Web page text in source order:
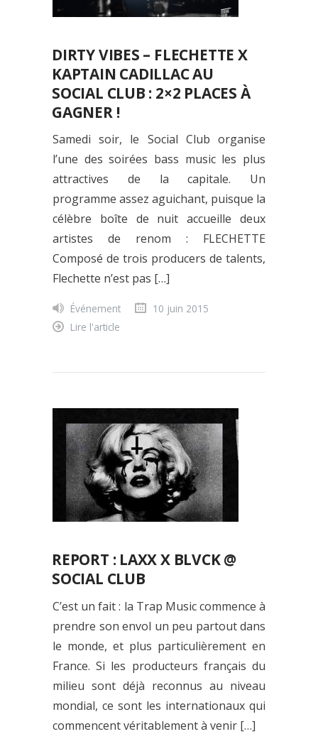
DIRTY VIBES – FLECHETTE X
KAPTAIN CADILLAC AU
SOCIAL CLUB : 2×2 PLACES À
GAGNER !
Samedi soir, le Social Club organise
l’une des soirées bass music les plus
attractives de la capitale. Un
programme assez aguichant, puisque la
célèbre boîte de nuit accueille deux
artistes de renom : FLECHETTE
Composé de trois producers de talents,
Flechette n’est pas […]
Événement
10 juin 2015
Lire l'article
REPORT : LAXX X BLVCK @
SOCIAL CLUB
C’est un fait : la Trap Music commence à
prendre son envol un peu partout dans
le monde, et plus particulièrement en
France. Si les producteurs français du
milieu sont déjà reconnus au niveau
mondial, ce sont les internationaux qui
commencent véritablement à venir […]